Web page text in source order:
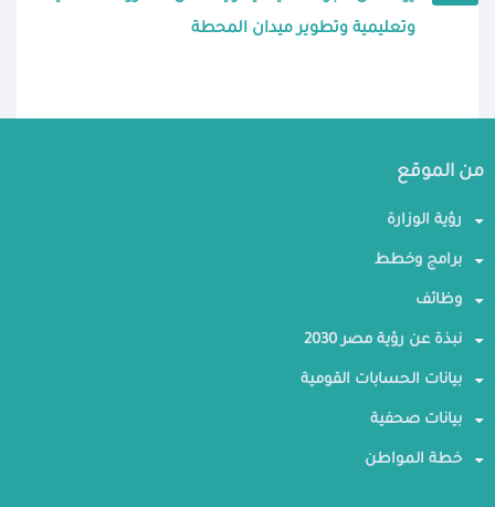
وتعليمية وتطوير ميدان المحطة
من الموقع
رؤية الوزارة
برامج وخطط
وظائف
نبذة عن رؤية مصر 2030
بيانات الحسابات القومية
بيانات صحفية
خطة المواطن